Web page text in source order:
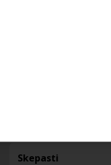
Skepasti